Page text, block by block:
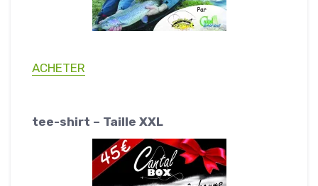
ACHETER
tee-shirt – Taille XXL